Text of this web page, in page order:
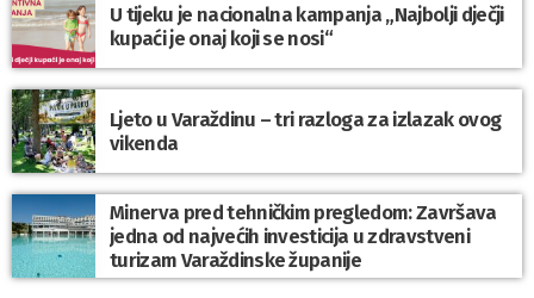
U tijeku je nacionalna kampanja „Najbolji dječji
kupaći je onaj koji se nosi“
Ljeto u Varaždinu – tri razloga za izlazak ovog
vikenda
Minerva pred tehničkim pregledom: Završava
jedna od najvećih investicija u zdravstveni
turizam Varaždinske županije